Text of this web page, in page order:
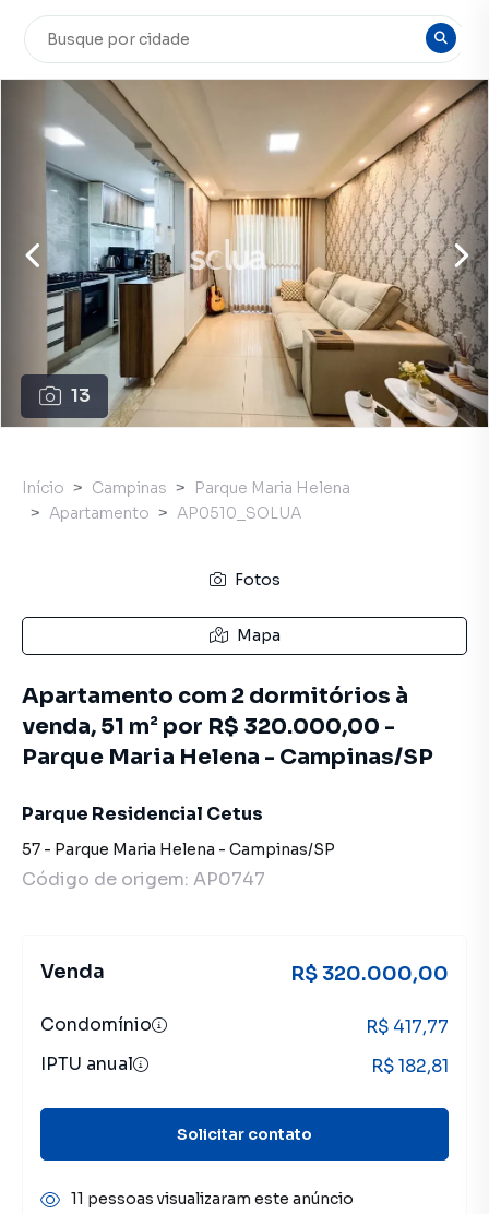
13
Início Campinas
Parque Maria Helena
Apartamento
AP0510_SOLUA
Fotos
Mapa
Apartamento com 2 dormitórios à
venda, 51 m² por R$ 320.000,00 -
Parque Maria Helena - Campinas/SP
Parque Residencial Cetus
57 - Parque Maria Helena - Campinas/SP
Código de origem: AP0747
Venda R$ 320.000,00
Condomínio
R$ 417,77
IPTU anual
R$ 182,81
Solicitar contato
11 pessoas visualizaram este anúncio